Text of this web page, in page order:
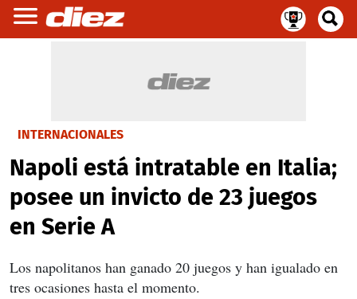
INTERNACIONALES
Napoli está intratable en Italia;
posee un invicto de 23 juegos
en Serie A
Los napolitanos han ganado 20 juegos y han igualado en
tres ocasiones hasta el momento.